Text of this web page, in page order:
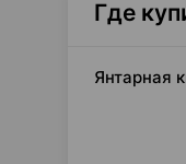
Где
Янтарная